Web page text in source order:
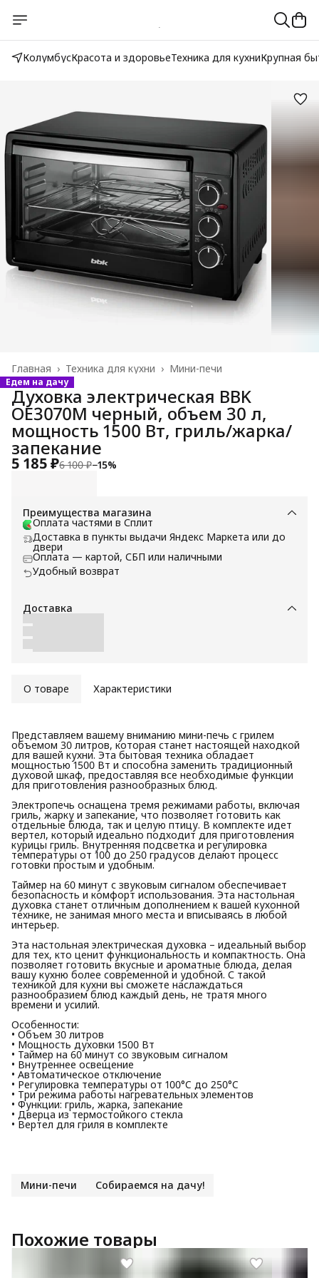
КолумбусКрасота и здоровьеТехника для кухниКрупная
Мини-печи
Техника для кухни ›
Главная ›
Едем на дачу
Духовка электрическая BBK
OE3070M черный, объем 30 л,
мощность 1500 Вт, гриль/жарка/
запекание
5 185 ₽6 100 ₽−15%
Преимущества магазина
Оплата частями в Сплит
Доставка в пункты выдачи Яндекс Маркета или до
двери
Оплата — картой, СБП или наличными
Удобный возврат
Доставка
О товаре Характеристики
Представляем вашему вниманию мини-печь с грилем
объемом 30 литров, которая станет настоящей находкой
для вашей кухни. Эта бытовая техника обладает
мощностью 1500 Вт и способна заменить традиционный
духовой шкаф, предоставляя все необходимые функции
для приготовления разнообразных блюд.
Электропечь оснащена тремя режимами работы, включая
гриль, жарку и запекание, что позволяет готовить как
отдельные блюда, так и целую птицу. В комплекте идет
вертел, который идеально подходит для приготовления
курицы гриль. Внутренняя подсветка и регулировка
температуры от 100 до 250 градусов делают процесс
готовки простым и удобным.
Таймер на 60 минут с звуковым сигналом обеспечивает
безопасность и комфорт использования. Эта настольная
духовка станет отличным дополнением к вашей кухонной
технике, не занимая много места и вписываясь в любой
интерьер.
Эта настольная электрическая духовка – идеальный выбор
для тех, кто ценит функциональность и компактность. Она
позволяет готовить вкусные и ароматные блюда, делая
вашу кухню более современной и удобной. С такой
техникой для кухни вы сможете наслаждаться
разнообразием блюд каждый день, не тратя много
времени и усилий.
Особенности:
• Объем 30 литров
• Мощность духовки 1500 Вт
• Таймер на 60 минут со звуковым сигналом
• Внутреннее освещение
• Автоматическое отключение
• Регулировка температуры от 100°C до 250°C
• Три режима работы нагревательных элементов
• Функции: гриль, жарка, запекание
• Дверца из термостойкого стекла
• Вертел для гриля в комплекте
Мини-печи Собираемся на дачу!
Похожие товары